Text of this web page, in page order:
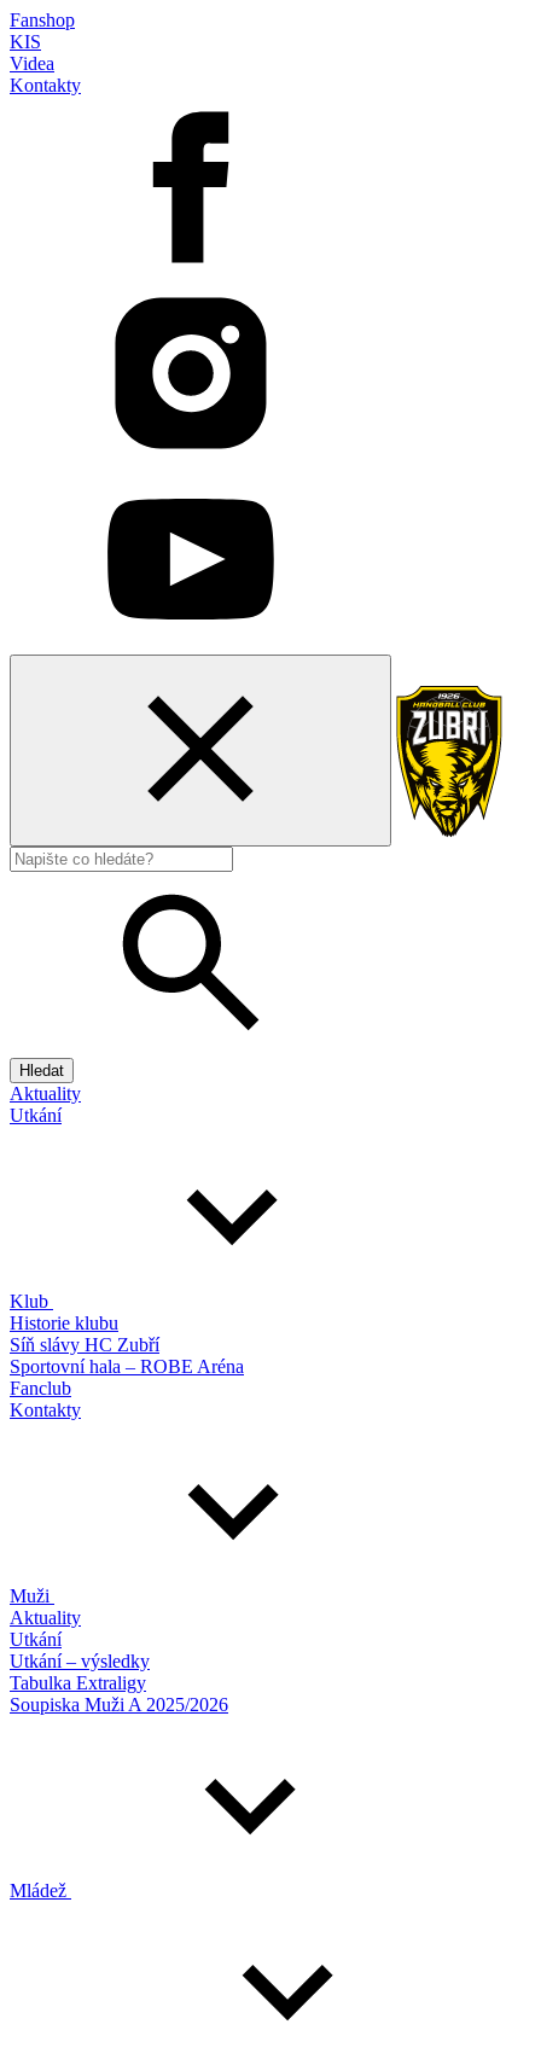
Fanshop
KIS
Videa
Kontakty
Hledat
Aktuality
Utkání
Klub
Historie klubu
Síň slávy HC Zubří
Sportovní hala – ROBE Aréna
Fanclub
Kontakty
Muži
Aktuality
Utkání
Utkání – výsledky
Tabulka Extraligy
Soupiska Muži A 2025/2026
Mládež